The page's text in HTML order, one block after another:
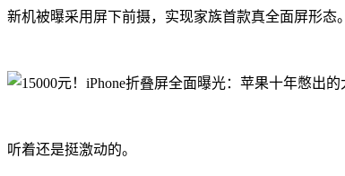
新机被曝采用屏下前摄，实现家族首款真全面屏形态。
听着还是挺激动的。